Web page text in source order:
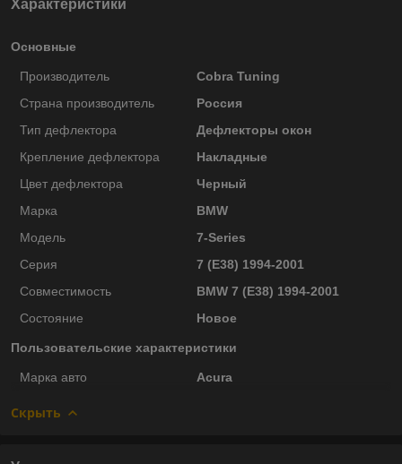
Характеристики
Основные
Производитель
Cobra Tuning
Страна производитель
Россия
Тип дефлектора
Дефлекторы окон
Крепление дефлектора
Накладные
Цвет дефлектора
Черный
Марка
BMW
Модель
7-Series
Серия
7 (E38) 1994-2001
Совместимость
BMW 7 (E38) 1994-2001
Состояние
Новое
Пользовательские характеристики
Марка авто Acura
Скрыть